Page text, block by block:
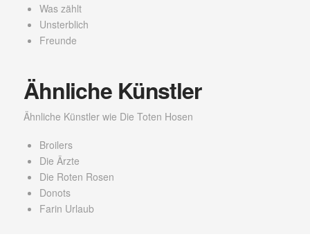
Was zählt
Unsterblich
Freunde
Ähnliche Künstler
Ähnliche Künstler wie Die Toten Hosen
Broilers
Die Ärzte
Die Roten Rosen
Donots
Farin Urlaub